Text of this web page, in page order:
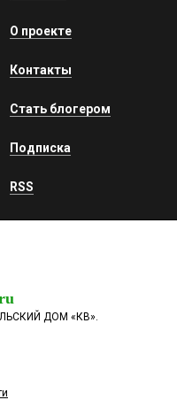
О проекте
Контакты
Стать блогером
Подписка
RSS
ДОМ «КВ».